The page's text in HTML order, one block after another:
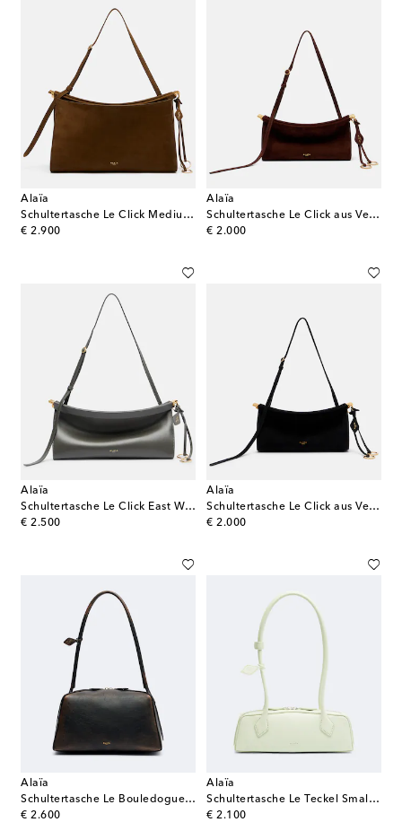
Alaïa
Schultertasche Le Click Medium aus Leder
€ 2.900
original price
Alaïa
Schultertasche Le Click aus Veloursleder
€ 2.000
original price
Alaïa
Schultertasche Le Click East West Medium
€ 2.500
original price
Alaïa
Schultertasche Le Click aus Veloursleder
€ 2.000
original price
Alaïa
Schultertasche Le Bouledogue aus Leder
€ 2.600
original price
Alaïa
Schultertasche Le Teckel Small aus Leder
€ 2.100
original price